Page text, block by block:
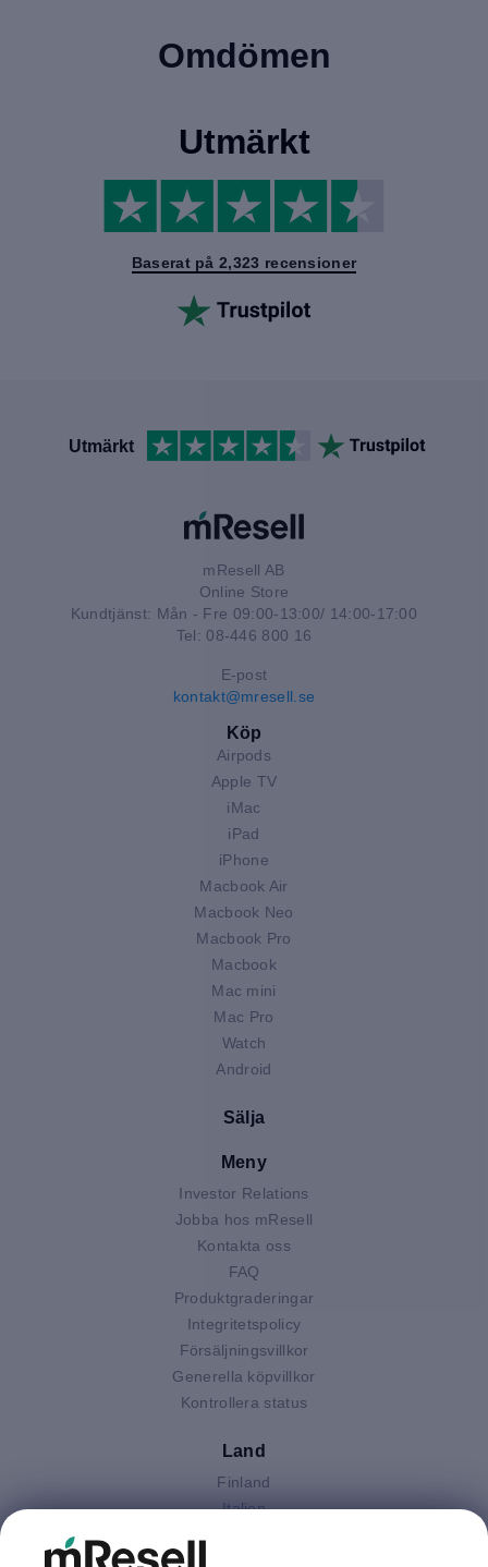
Omdömen
Utmärkt
Baserat på 2,323 recensioner
Utmärkt
mResell AB
Online Store
Kundtjänst: Mån - Fre 09:00-13:00/ 14:00-17:00
Tel: 08-446 800 16
E-post
kontakt@mresell.se
Köp
Airpods
Apple TV
iMac
iPad
iPhone
Macbook Air
Macbook Neo
Macbook Pro
Macbook
Mac mini
Mac Pro
Watch
Android
Sälja
Meny
Investor Relations
Jobba hos mResell
Kontakta oss
FAQ
Produktgraderingar
Integritetspolicy
Försäljningsvillkor
Generella köpvillkor
Kontrollera status
Land
Finland
Italien